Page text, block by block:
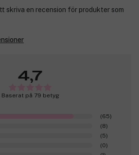
skriva en recension för produkter som
4,7
Baserat på 79 betyg
(65)
(8)
(5)
(0)